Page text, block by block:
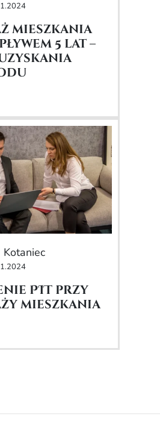
mieszkania
5 lat –
Kotaniec
PIT przy
mieszkania